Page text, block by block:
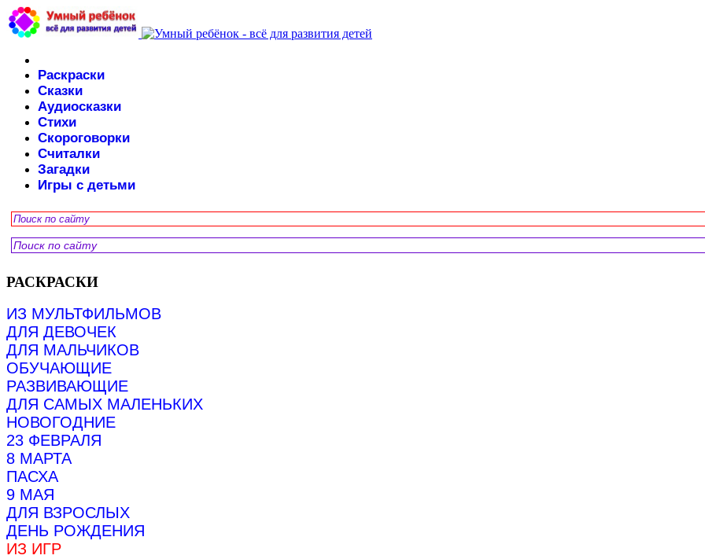
Раскраски
Сказки
Аудиосказки
Стихи
Скороговорки
Считалки
Загадки
Игры с детьми
РАСКРАСКИ
ИЗ МУЛЬТФИЛЬМОВ
ДЛЯ ДЕВОЧЕК
ДЛЯ МАЛЬЧИКОВ
ОБУЧАЮЩИЕ
РАЗВИВАЮЩИЕ
ДЛЯ САМЫХ МАЛЕНЬКИХ
НОВОГОДНИЕ
23 ФЕВРАЛЯ
8 МАРТА
ПАСХА
9 МАЯ
ДЛЯ ВЗРОСЛЫХ
ДЕНЬ РОЖДЕНИЯ
ИЗ ИГР